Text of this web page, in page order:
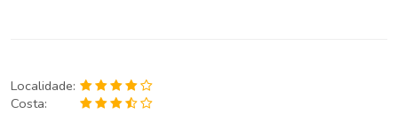
Localidade:
Costa: